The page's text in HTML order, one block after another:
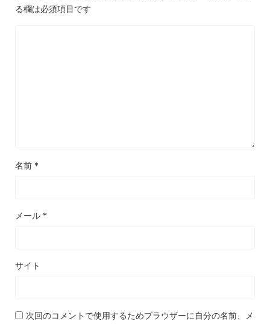
る欄は必須項目です
名前 *
メール *
サイト
次回のコメントで使用するためブラウザーに自分の名前、メ